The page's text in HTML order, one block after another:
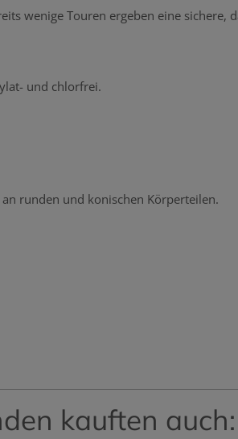
wenige Touren ergeben eine sichere,
und chlorfrei.
runden und konischen Körperteilen.
kauften auch: